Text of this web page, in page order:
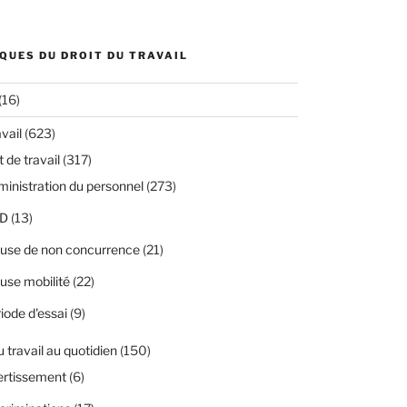
DU DROIT DU TRAVAIL
(623)
de travail(317)
du personnel(273)
(13)
de non concurrence(21)
mobilité(22)
d'essai(9)
travail au quotidien(150)
(6)